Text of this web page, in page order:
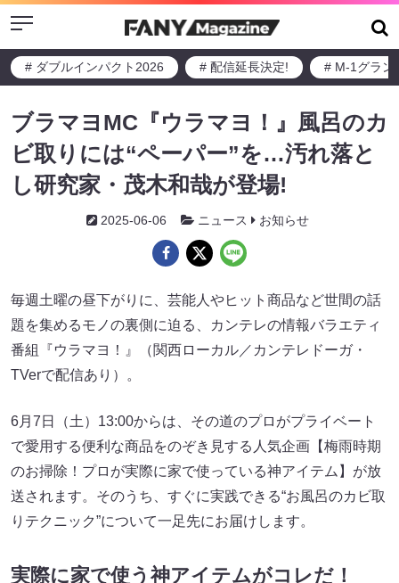
Menu
# ダブルインパクト2026 # 配信延長決定! # M-1グラン
ブラマヨMC『ウラマヨ！』風呂のカ
ビ取りには“ペーパー”を…汚れ落と
し研究家・茂木和哉が登場!
2025-06-06 ニュース お知らせ
毎週土曜の昼下がりに、芸能人やヒット商品など世間の話
題を集めるモノの裏側に迫る、カンテレの情報バラエティ
番組『ウラマヨ！』（関西ローカル／カンテレドーガ・
TVerで配信あり）。
6月7日（土）13:00からは、その道のプロがプライベート
で愛用する便利な商品をのぞき見する人気企画【梅雨時期
のお掃除！プロが実際に家で使っている神アイテム】が放
送されます。そのうち、すぐに実践できる“お風呂のカビ取
りテクニック”について一足先にお届けします。
実際に家で使う神アイテムがコレだ！